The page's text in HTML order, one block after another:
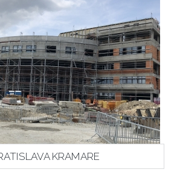
KRAMARE